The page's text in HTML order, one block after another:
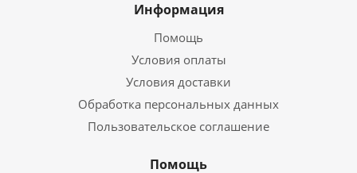
Информация
Помощь
Условия оплаты
Условия доставки
Обработка персональных данных
Пользовательское соглашение
Помощь